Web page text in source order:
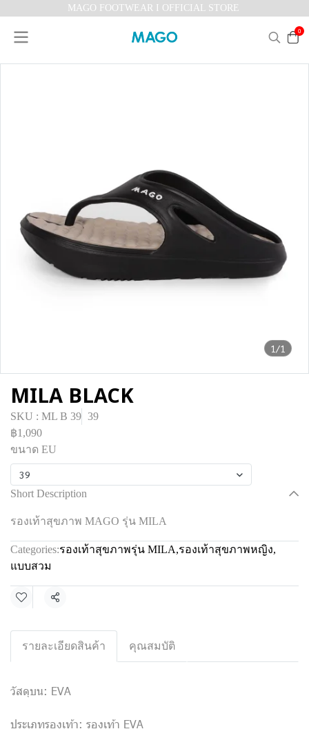
MAGO FOOTWEAR I OFFICIAL STORE
0
1/1
MILA BLACK
SKU : ML B 39 39
฿1,090
ขนาด EU
39
Short Description
รองเท้าสุขภาพ MAGO รุ่น MILA
Categories:รองเท้าสุขภาพรุ่น MILA,รองเท้าสุขภาพหญิง,
แบบสวม
Share
รายละเอียดสินค้า คุณสมบัติ
วัสดุบน: EVA
ประเภทรองเท้า: รองเท้า EVA